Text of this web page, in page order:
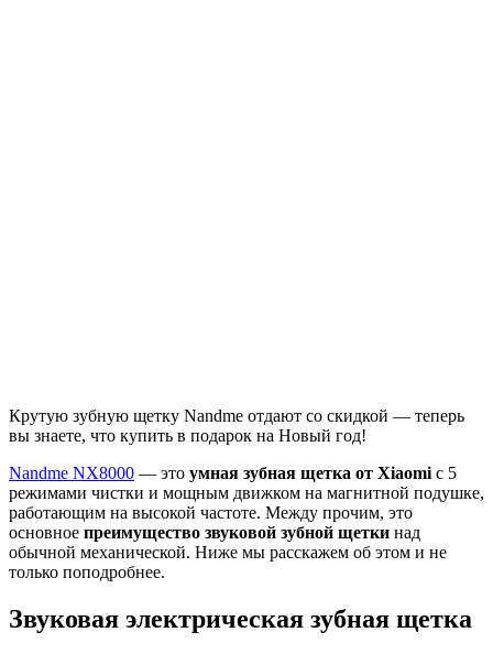
Крутую зубную щетку Nandme отдают со скидкой — теперь
вы знаете, что купить в подарок на Новый год!
Nandme NX8000 — это умная зубная щетка от Xiaomi с 5
режимами чистки и мощным движком на магнитной подушке,
работающим на высокой частоте. Между прочим, это
основное преимущество звуковой зубной щетки над
обычной механической. Ниже мы расскажем об этом и не
только поподробнее.
Звуковая электрическая зубная щетка